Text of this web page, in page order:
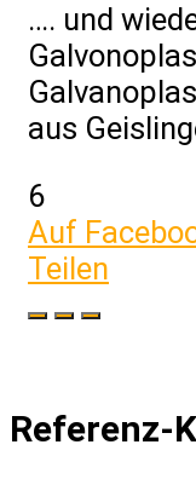
…. und
aus
6
Auf
Teilen
Referenz-